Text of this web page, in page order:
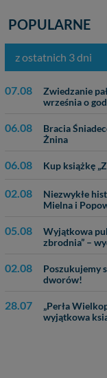
POPULARNE
z ostatnich 3 dni
07.08
Zwiedzanie
września o
06.08
Bracia
Żnina
06.08 Kup książkę
02.08
Niezwykłe
Mielna i
05.08
Wyjątkowa
zbrodnia” –
02.08
Poszukujemy
dworów!
28.07
„Perła
wyjątkowa